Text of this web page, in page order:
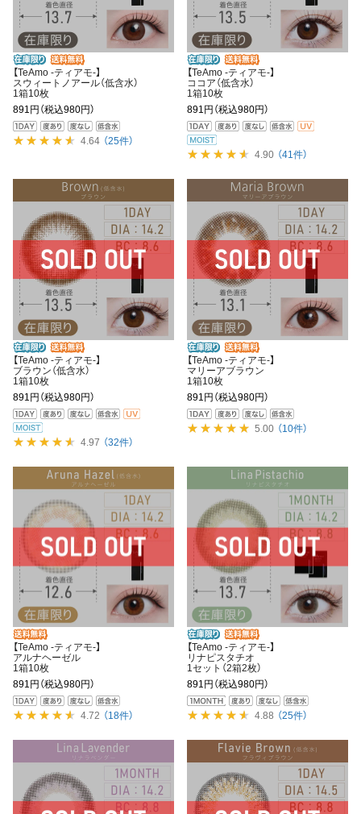
【TeAmo -ティアモ-】
スウィートノアール（低含水）
1箱10枚
891円 （税込980円）
4.64 （25件）
【TeAmo -ティアモ-】
ココア（低含水）
1箱10枚
891円 （税込980円）
4.90 （41件）
【TeAmo -ティアモ-】
ブラウン（低含水）
1箱10枚
891円 （税込980円）
4.97 （32件）
【TeAmo -ティアモ-】
マリーアブラウン
1箱10枚
891円 （税込980円）
5.00 （10件）
【TeAmo -ティアモ-】
アルナヘーゼル
1箱10枚
891円 （税込980円）
4.72 （18件）
【TeAmo -ティアモ-】
リナピスタチオ
1セット（2箱2枚）
891円 （税込980円）
4.88 （25件）